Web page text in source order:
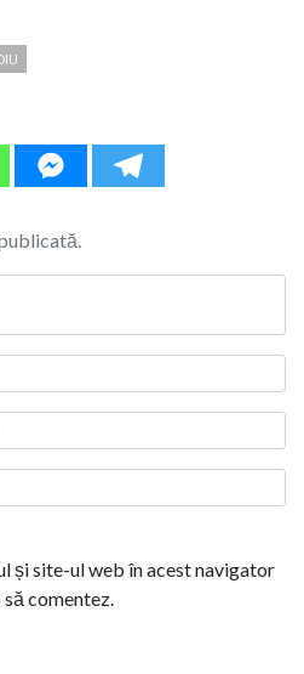
și site-ul web în acest navigator
comentez.